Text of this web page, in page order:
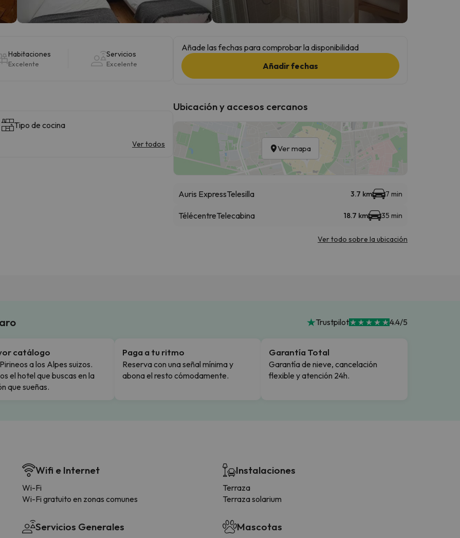
Habitaciones
Excelente
Servicios
Excelente
Tipo de cocina
Ver todos
Añade las fechas para comprobar la disponibilidad
Añadir fechas
Ubicación y accesos cercanos
Ver mapa
Auris ExpressTelesilla 3.7 km 7 min
TélécentreTelecabina 18.7 km 35 min
Ver todo sobre la ubicación
Trustpilot 4.4/5
catálogo
a los Alpes suizos.
el hotel que buscas en la
que sueñas.
Paga a tu ritmo
Reserva con una señal mínima y
abona el resto cómodamente.
Garantía Total
Garantía de nieve, cancelación
flexible y atención 24h.
Wifi e Internet
Wi-Fi
Wi-Fi gratuito en zonas comunes
Servicios Generales
Instalaciones
Terraza
Terraza solarium
Mascotas